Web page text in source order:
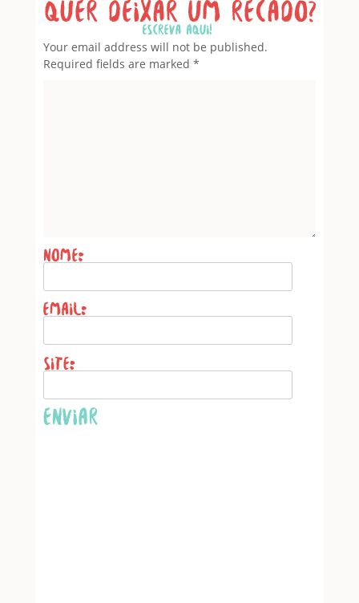
Leave a Reply
Your email address will not be published.
Required fields are marked *
*